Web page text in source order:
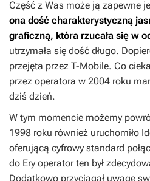
Część z Was może ją zapewne
ona dość charakterystyczną
graficzną, która rzucała się w
utrzymała się dość długo.
przejęta przez T-Mobile. Co
przez operatora w 2004 roku
dziś dzień.
W tym momencie możemy
1998 roku również uruchomiło
oferującą cyfrowy standard
do Ery operator ten był
Dodatkowo przyciągał uwagę